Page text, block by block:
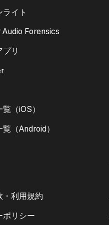
イト
Audio Forensics
リ
（iOS）
（Android）
・利用規約
ポリシー